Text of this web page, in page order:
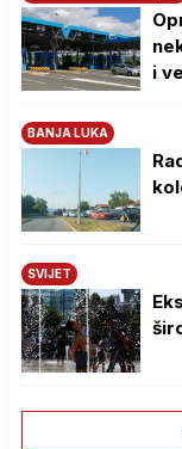
i
BANJA LUKA
SVIJET